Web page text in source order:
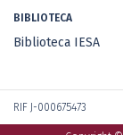
BIBLIOTECA
Biblioteca IESA
RIF J-000675473